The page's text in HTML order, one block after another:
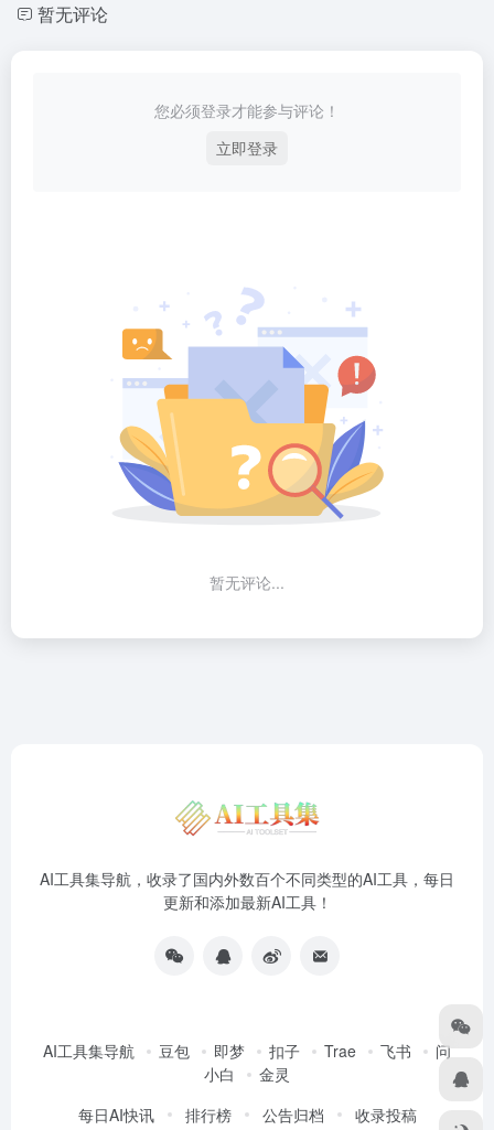
暂无评论
您必须登录才能参与评论！
立即登录
暂无评论...
AI工具集导航，收录了国内外数百个不同类型的AI工具，每日
更新和添加最新AI工具！
AI工具集导航 豆包 即梦 扣子 Trae 飞书
问
小白
金灵
每日AI快讯
排行榜 公告归档 收录投稿